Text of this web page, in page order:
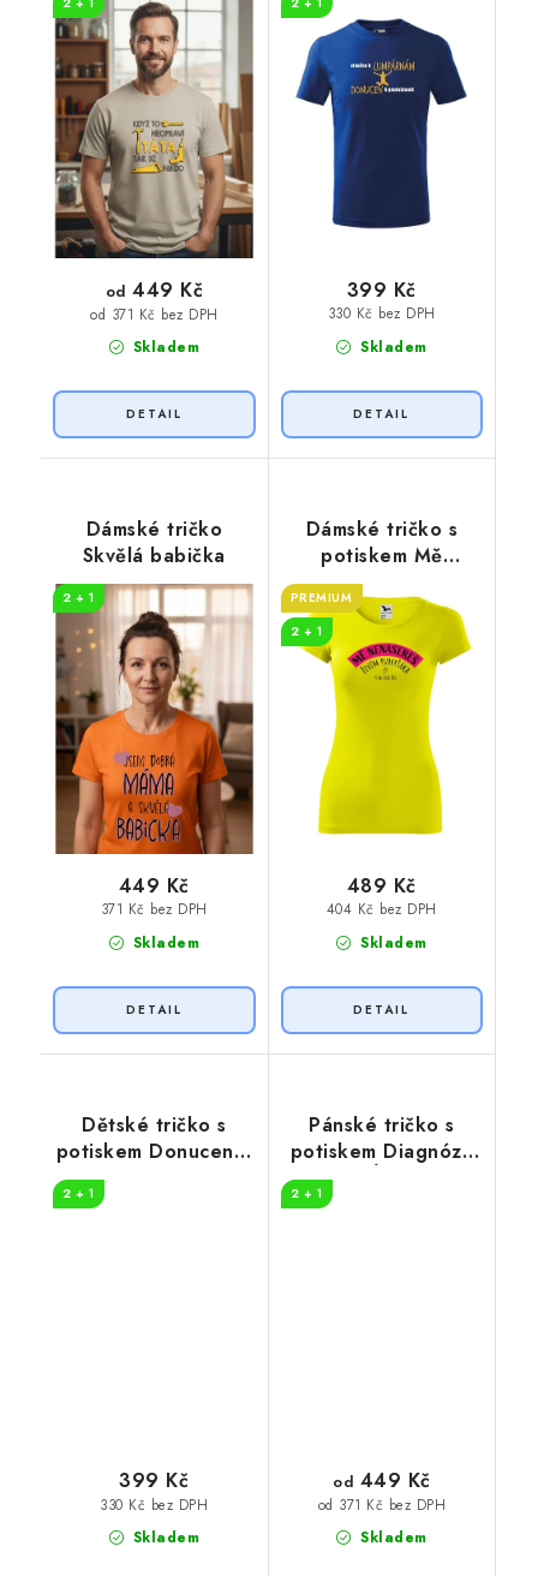
Skladem
od 371 Kč bez DPH
od 449 Kč
Skladem
330 Kč bez DPH
399 Kč
Dámské tričko
Skvělá babička
2 + 1
Skladem
371 Kč bez DPH
449 Kč
Dámské tričko s
potiskem Mě
nenasereš
PREMIUM
2 + 1
Skladem
404 Kč bez DPH
489 Kč
Dětské tričko s
potiskem Donucen k
poslušnosti
2 + 1
Skladem
330 Kč bez DPH
399 Kč
Pánské tričko s
potiskem Diagnóza
2 + 1
Skladem
od 371 Kč bez DPH
od 449 Kč